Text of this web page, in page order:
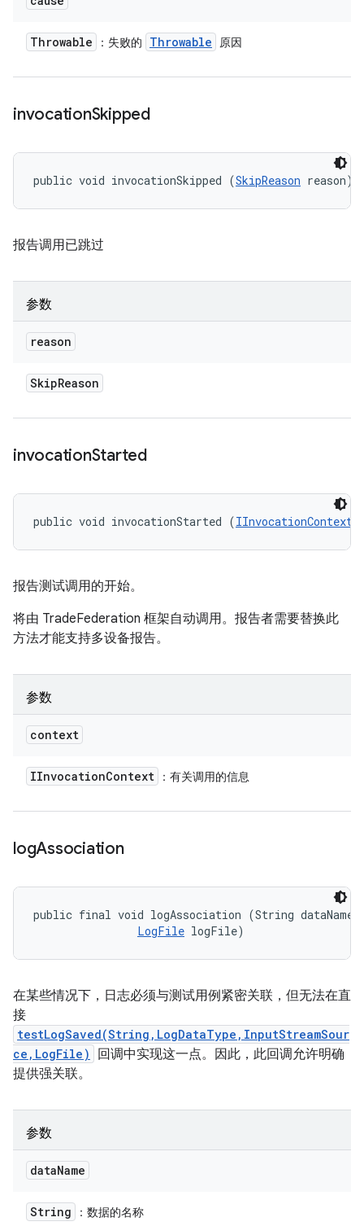
Throwable ：失败的 Throwable 原因
invocationSkipped
public void invocationSkipped (SkipReason reason)
报告调用已跳过
参数
reason
SkipReason
invocationStarted
public void invocationStarted (IInvocationContext
报告测试调用的开始。
将由 TradeFederation 框架自动调用。报告者需要替换此
方法才能支持多设备报告。
参数
context
IInvocationContext ：有关调用的信息
logAssociation
public final void logAssociation (String
LogFile logFile)
在某些情况下，日志必须与测试用例紧密关联，但无法在直
接
testLogSaved(String,LogDataType,InputStreamSour
ce,LogFile)
回调中实现这一点。因此，此回调允许明确
提供强关联。
参数
dataName
String ：数据的名称